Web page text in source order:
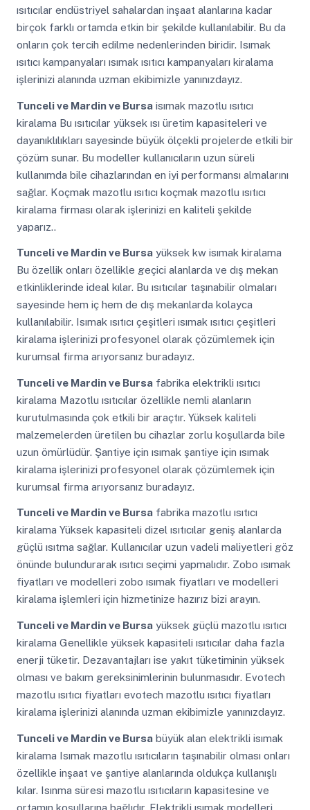
ısıtıcılar endüstriyel sahalardan inşaat alanlarına kadar
birçok farklı ortamda etkin bir şekilde kullanılabilir. Bu da
onların çok tercih edilme nedenlerinden biridir. Isımak
ısıtıcı kampanyaları ısımak ısıtıcı kampanyaları kiralama
işlerinizi alanında uzman ekibimizle yanınızdayız.
Tunceli ve Mardin ve Bursaisımak mazotlu ısıtıcı
kiralama Bu ısıtıcılar yüksek ısı üretim kapasiteleri ve
dayanıklılıkları sayesinde büyük ölçekli projelerde etkili bir
çözüm sunar. Bu modeller kullanıcıların uzun süreli
kullanımda bile cihazlarından en iyi performansı almalarını
sağlar. Koçmak mazotlu ısıtıcı koçmak mazotlu ısıtıcı
kiralama firması olarak işlerinizi en kaliteli şekilde
yaparız..
Tunceli ve Mardin ve Bursayüksek kw isımak kiralama
Bu özellik onları özellikle geçici alanlarda ve dış mekan
etkinliklerinde ideal kılar. Bu ısıtıcılar taşınabilir olmaları
sayesinde hem iç hem de dış mekanlarda kolayca
kullanılabilir. Isımak ısıtıcı çeşitleri ısımak ısıtıcı çeşitleri
kiralama işlerinizi profesyonel olarak çözümlemek için
kurumsal firma arıyorsanız buradayız.
Tunceli ve Mardin ve Bursafabrika elektrikli ısıtıcı
kiralama Mazotlu ısıtıcılar özellikle nemli alanların
kurutulmasında çok etkili bir araçtır. Yüksek kaliteli
malzemelerden üretilen bu cihazlar zorlu koşullarda bile
uzun ömürlüdür. Şantiye için ısımak şantiye için ısımak
kiralama işlerinizi profesyonel olarak çözümlemek için
kurumsal firma arıyorsanız buradayız.
Tunceli ve Mardin ve Bursafabrika mazotlu ısıtıcı
kiralama Yüksek kapasiteli dizel ısıtıcılar geniş alanlarda
güçlü ısıtma sağlar. Kullanıcılar uzun vadeli maliyetleri göz
önünde bulundurarak ısıtıcı seçimi yapmalıdır. Zobo ısımak
fiyatları ve modelleri zobo ısımak fiyatları ve modelleri
kiralama işlemleri için hizmetinize hazırız bizi arayın.
Tunceli ve Mardin ve Bursayüksek güçlü mazotlu ısıtıcı
kiralama Genellikle yüksek kapasiteli ısıtıcılar daha fazla
enerji tüketir. Dezavantajları ise yakıt tüketiminin yüksek
olması ve bakım gereksinimlerinin bulunmasıdır. Evotech
mazotlu ısıtıcı fiyatları evotech mazotlu ısıtıcı fiyatları
kiralama işlerinizi alanında uzman ekibimizle yanınızdayız.
Tunceli ve Mardin ve Bursabüyük alan elektrikli isımak
kiralama Isımak mazotlu ısıtıcıların taşınabilir olması onları
özellikle inşaat ve şantiye alanlarında oldukça kullanışlı
kılar. Isınma süresi mazotlu ısıtıcıların kapasitesine ve
ortamın koşullarına bağlıdır. Elektrikli ısımak modelleri